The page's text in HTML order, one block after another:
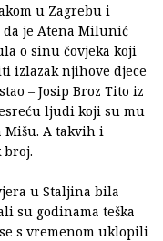
u Zagrebu i
je Atena Milunić
o sinu čovjeka koji
izlazak njihove djece
– Josip Broz Tito iz
ljudi koji su mu
A takvih i
u Staljina bila
su godinama teška
s vremenom uklopili